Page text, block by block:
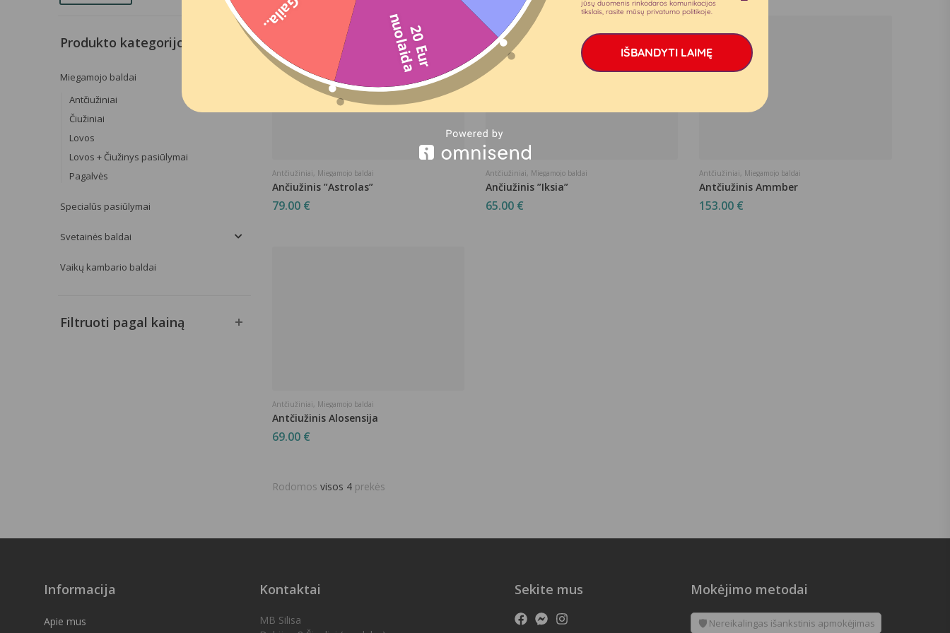
Produkto kategorijos
Miegamojo baldai
Antčiužiniai
Čiužiniai
Lovos
Lovos + Čiužinys pasiūlymai
Pagalvės
Specialūs pasiūlymai
Svetainės baldai
Vaikų kambario baldai
Filtruoti pagal kainą
Antčiužiniai, Miegamojo baldai
Ančiužinis ”Astrolas”
79.00 €
Antčiužiniai, Miegamojo baldai
Ančiužinis ”Iksia”
65.00 €
Antčiužiniai, Miegamojo baldai
Antčiužinis Ammber
153.00 €
Antčiužiniai, Miegamojo baldai
Antčiužinis Alosensija
69.00 €
Rodomos visos 4prekės
Informacija
Apie mus
Kontaktai
MB Silisa
Sekite mus Mokėjimo metodai
🛡️ Nereikalingas išankstinis apmokėjimas
2
0
E
u
r
n
u
o
l
a
i
d
a
Gaila..
jūsų duomenis rinkodaros komunikacijos
tikslais, rasite mūsų privatumo politikoje.
IŠBANDYTI LAIMĘ